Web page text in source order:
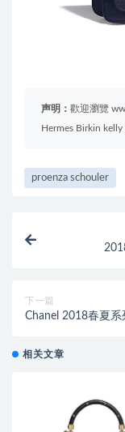
声明： 歡迎瀏覽
Hermes Birkin
proenza schouler
下一篇
Chanel 2018春夏
相关文章